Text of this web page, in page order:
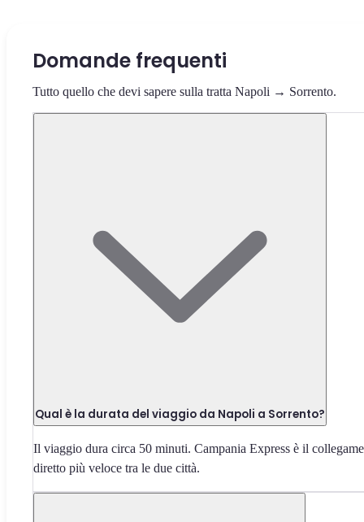
Domande frequenti
Tutto quello che devi sapere sulla tratta Napoli → Sorrento.
Qual è la durata del viaggio da Napoli a Sorrento?
Il viaggio dura circa 50 minuti. Campania Express è il
diretto più veloce tra le due città.